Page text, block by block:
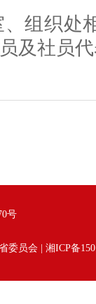
组织处
及社员
号
委员会 | 湘ICP备